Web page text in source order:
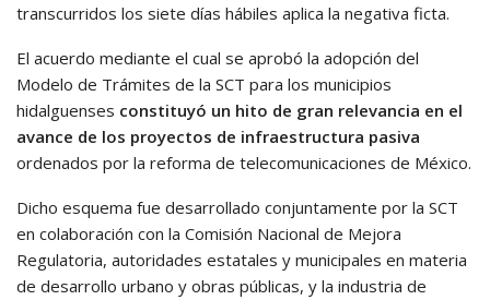
transcurridos los siete días hábiles aplica la negativa ficta.
El acuerdo mediante el cual se aprobó la adopción del
Modelo de Trámites de la SCT para los municipios
hidalguenses constituyó un hito de gran relevancia en el
avance de los proyectos de infraestructura pasiva
ordenados por la reforma de telecomunicaciones de México.
Dicho esquema fue desarrollado conjuntamente por la SCT
en colaboración con la Comisión Nacional de Mejora
Regulatoria, autoridades estatales y municipales en materia
de desarrollo urbano y obras públicas, y la industria de